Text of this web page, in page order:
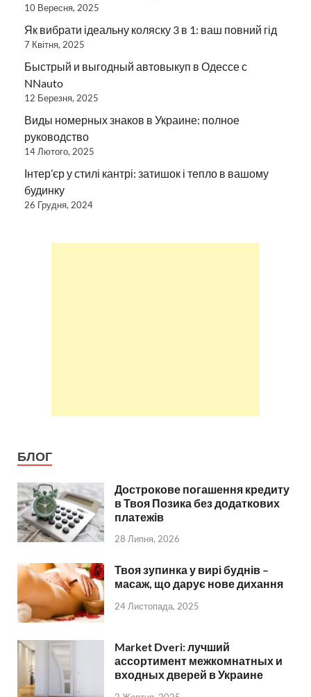
10 Вересня, 2025
Як вибрати ідеальну коляску 3 в 1: ваш повний гід
7 Квітня, 2025
Быстрый и выгодный автовыкуп в Одессе с
NNauto
12 Березня, 2025
Виды номерных знаков в Украине: полное
руководство
14 Лютого, 2025
Інтер’єр у стилі кантрі: затишок і тепло в вашому
будинку
26 Грудня, 2024
БЛОГ
Дострокове погашення кредиту
в Твоя Позика без додаткових
платежів
28 Липня, 2026
Твоя зупинка у вирі буднів –
масаж, що дарує нове дихання
24 Листопада, 2025
Market Dveri: лучший
ассортимент межкомнатных и
входных дверей в Украине